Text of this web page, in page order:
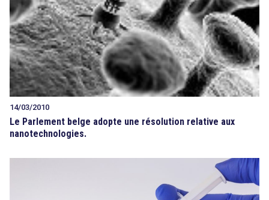
14/03/2010
Le Parlement belge adopte une résolution relative aux
nanotechnologies.